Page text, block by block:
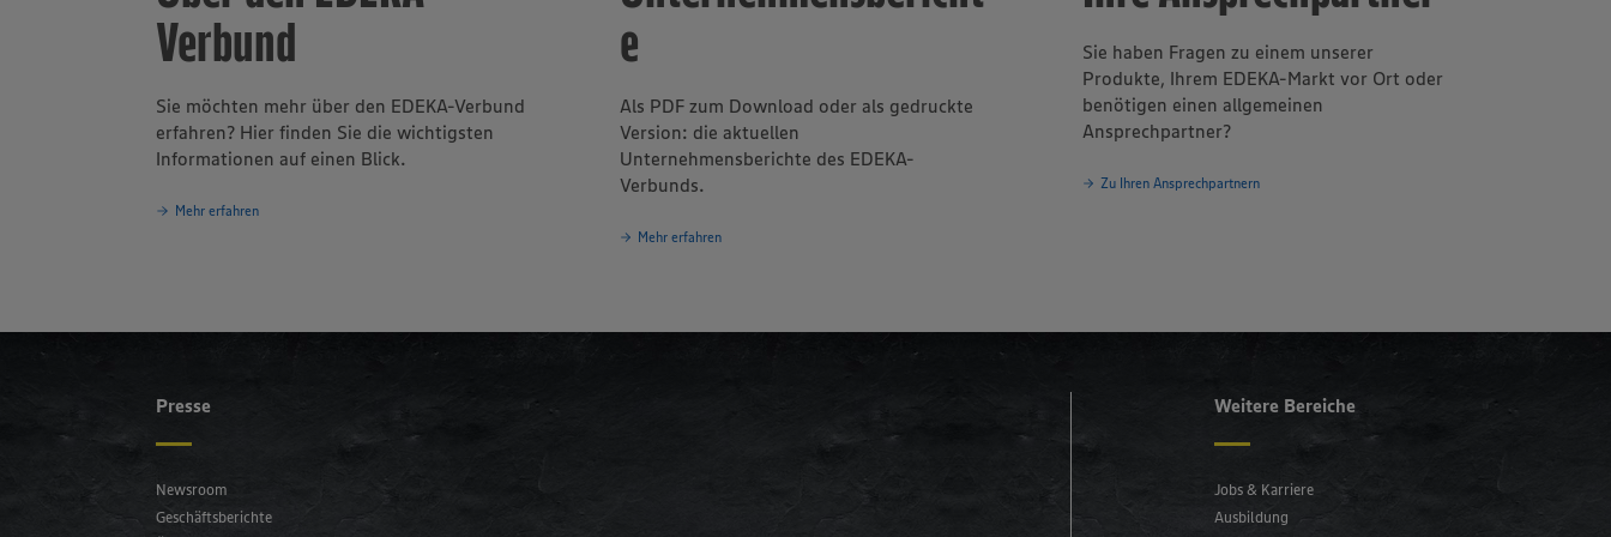
Verbund
Sie möchten mehr über den EDEKA-Verbund
erfahren? Hier finden Sie die wichtigsten
Informationen auf einen Blick.
Mehr erfahren
e
Als PDF zum Download oder als gedruckte
Version: die aktuellen
Unternehmensberichte des EDEKA-
Verbunds.
Mehr erfahren
Sie haben Fragen zu einem unserer
Produkte, Ihrem EDEKA-Markt vor Ort oder
benötigen einen allgemeinen
Ansprechpartner?
Zu Ihren Ansprechpartnern
Presse
Newsroom
Geschäftsberichte
Weitere Bereiche
Jobs & Karriere
Ausbildung